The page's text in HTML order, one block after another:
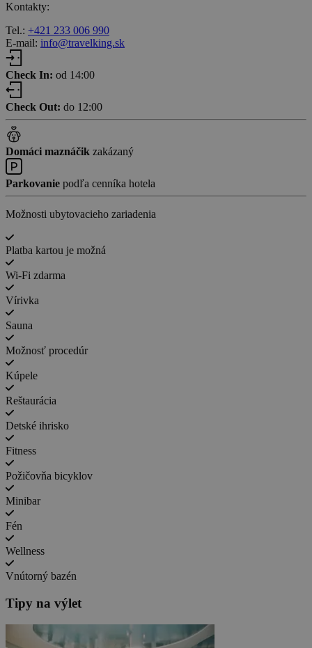
Kontakty:
Tel.: +421 233 006 990
E-mail: info@travelking.sk
Check In: od 14:00
Check Out: do 12:00
Domáci maznáčik zakázaný
Parkovanie podľa cenníka hotela
Možnosti ubytovacieho zariadenia
Platba kartou je možná
Wi-Fi zdarma
Vírivka
Sauna
Možnosť procedúr
Kúpele
Reštaurácia
Detské ihrisko
Fitness
Požičovňa bicyklov
Minibar
Fén
Wellness
Vnútorný bazén
Tipy na výlet